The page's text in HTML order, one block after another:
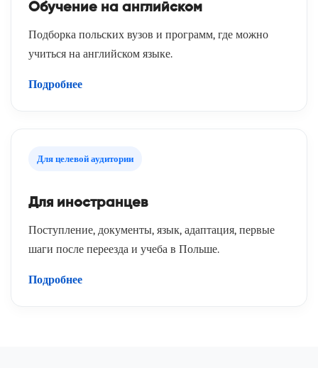
Обучение на английском
Подборка польских вузов и программ, где можно
учиться на английском языке.
Подробнее
Для целевой аудитории
Для иностранцев
Поступление, документы, язык, адаптация, первые
шаги после переезда и учеба в Польше.
Подробнее